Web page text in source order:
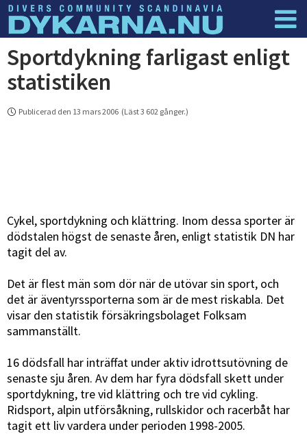
Dyknyheter Logga in
Sportdykning farligast enligt
statistiken
Publicerad den 13 mars 2006 (Läst 3 602 gånger.)
Cykel, sportdykning och klättring. Inom dessa sporter är
dödstalen högst de senaste åren, enligt statistik DN har
tagit del av.
Det är flest män som dör när de utövar sin sport, och
det är äventyrssporterna som är de mest riskabla. Det
visar den statistik försäkringsbolaget Folksam
sammanställt.
16 dödsfall har inträffat under aktiv idrottsutövning de
senaste sju åren. Av dem har fyra dödsfall skett under
sportdykning, tre vid klättring och tre vid cykling.
Ridsport, alpin utförsåkning, rullskidor och racerbåt har
tagit ett liv vardera under perioden 1998-2005.